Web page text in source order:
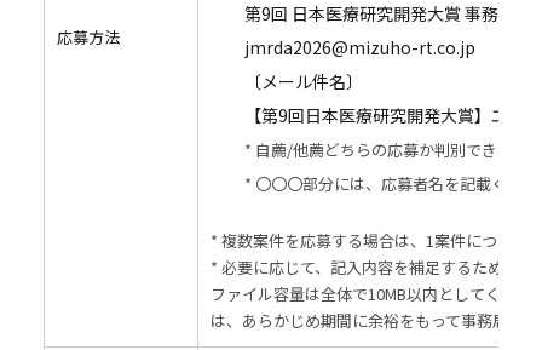
応募方法
第9回 日本医療研究開発大賞 事務局
jmrda2026@mizuho-rt.co.jp
〔メール件名〕
【第9回日本医療研究開発大賞】エン
* 自薦/他薦どちらの応募か判別できるよ
* 〇〇〇部分には、応募者名を記載くだ
* 複数案件を応募する場合は、1案件につき1
* 必要に応じて、記入内容を補足するための
ファイル容量は全体で10MB以内としてくだ
は、あらかじめ期間に余裕をもって事務局ま